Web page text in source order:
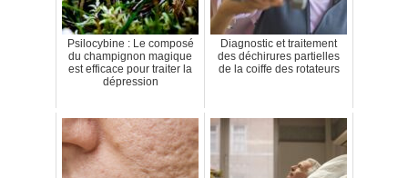
Psilocybine : Le composé
du champignon magique
est efficace pour traiter la
dépression
Diagnostic et traitement
des déchirures partielles
de la coiffe des rotateurs